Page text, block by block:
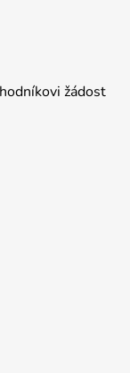
žádost